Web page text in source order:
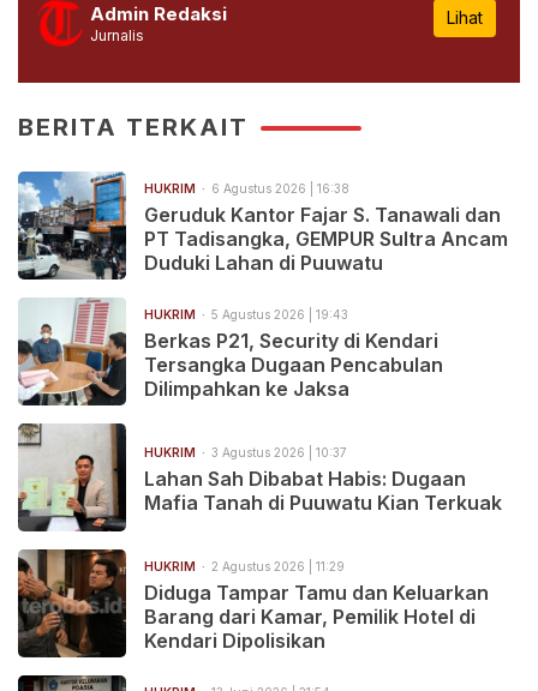
Admin Redaksi
Jurnalis
Lihat
BERITA TERKAIT
HUKRIM 6 Agustus 2026 | 16:38
Geruduk Kantor Fajar S. Tanawali dan
PT Tadisangka, GEMPUR Sultra Ancam
Duduki Lahan di Puuwatu
HUKRIM 5 Agustus 2026 | 19:43
Berkas P21, Security di Kendari
Tersangka Dugaan Pencabulan
Dilimpahkan ke Jaksa
HUKRIM 3 Agustus 2026 | 10:37
Lahan Sah Dibabat Habis: Dugaan
Mafia Tanah di Puuwatu Kian Terkuak
HUKRIM 2 Agustus 2026 | 11:29
Diduga Tampar Tamu dan Keluarkan
Barang dari Kamar, Pemilik Hotel di
Kendari Dipolisikan